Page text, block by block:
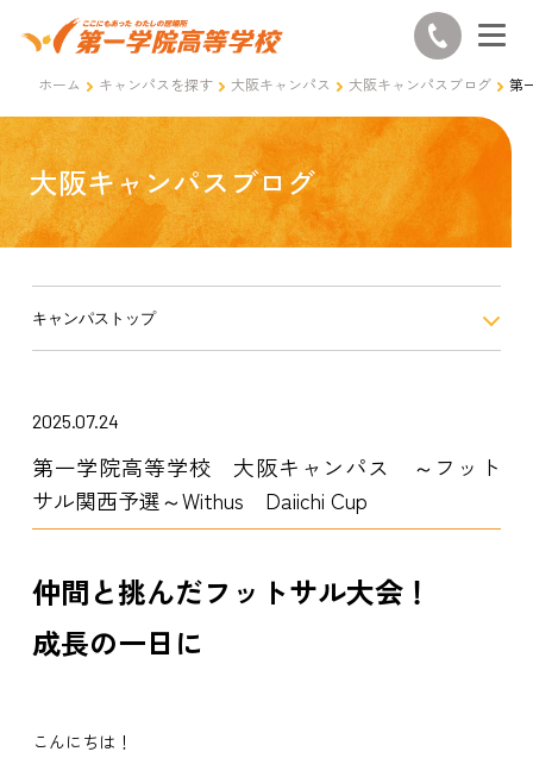
ホーム キャンパスを探す 大阪キャンパス 大阪キャンパスブログ 第
大阪キャンパスブログ
キャンパストップ
2025.07.24
第一学院高等学校 大阪キャンパス ～フット
サル関西予選～Withus Daiichi Cup
仲間と挑んだフットサル大会！
成長の一日に
こんにちは！